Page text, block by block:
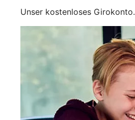
Unser kostenloses Girokonto.